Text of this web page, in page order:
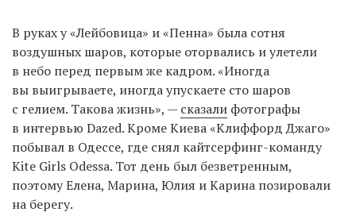
В руках у «Лейбовица» и «Пенна» была сотня
воздушных шаров, которые оторвались и улетели
в небо перед первым же кадром. «Иногда
вы выигрываете, иногда упускаете сто шаров
с гелием. Такова жизнь», — сказали фотографы
в интервью Dazed. Кроме Киева «Клиффорд Джаго»
побывал в Одессе, где снял кайтсерфинг-команду
Kite Girls Odessa. Тот день был безветренным,
поэтому Елена, Марина, Юлия и Карина позировали
на берегу.